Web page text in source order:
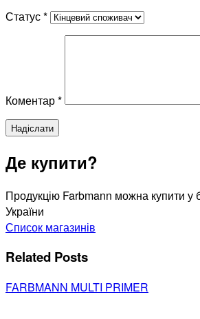
Статус*
Коментар*
Де купити?
Продукцію Farbmann можна купити у
України
Список магазинів
Related Posts
FARBMANN MULTI PRIMER